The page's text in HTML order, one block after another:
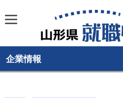
企業情報